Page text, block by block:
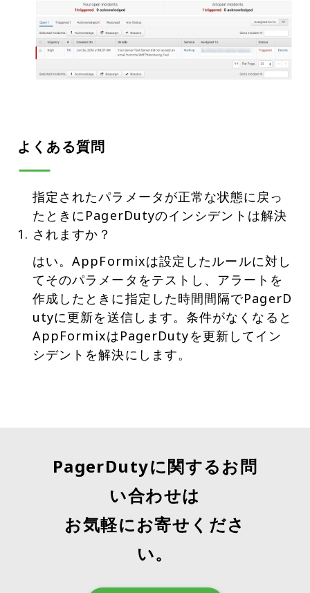
よくある質問
指定されたパラメータが正常な状態に戻っ
たときにPagerDutyのインシデントは解決
されますか？
はい。AppFormixは設定したルールに対し
てそのパラメータをテストし、アラートを
作成したときに指定した時間間隔でPagerD
utyに更新を送信します。条件がなくなると
AppFormixはPagerDutyを更新してイン
シデントを解決にします。
PagerDutyに関するお問
い合わせは
お気軽にお寄せくださ
い。